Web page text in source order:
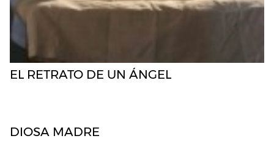
EL RETRATO DE UN ÁNGEL
DIOSA MADRE